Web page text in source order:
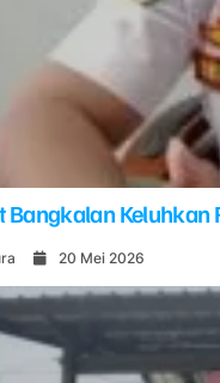
Keluhkan
20 Mei 2026